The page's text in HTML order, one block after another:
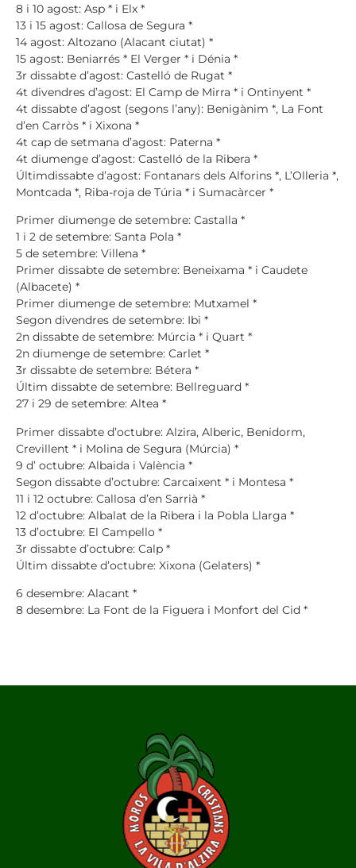
8 i 10 agost: Asp * i Elx *
13 i 15 agost: Callosa de Segura *
14 agost: Altozano (Alacant ciutat) *
15 agost: Beniarrés * El Verger * i Dénia *
3r dissabte d’agost: Castelló de Rugat *
4t divendres d’agost: El Camp de Mirra * i Ontinyent *
4t dissabte d’agost (segons l’any): Benigànim *, La Font
d’en Carròs * i Xixona *
4t cap de setmana d’agost: Paterna *
4t diumenge d’agost: Castelló de la Ribera *
Últimdissabte d’agost: Fontanars dels Alforins *, L’Olleria *,
Montcada *, Riba-roja de Túria * i Sumacàrcer *
Primer diumenge de setembre: Castalla *
1 i 2 de setembre: Santa Pola *
5 de setembre: Villena *
Primer dissabte de setembre: Beneixama * i Caudete
(Albacete) *
Primer diumenge de setembre: Mutxamel *
Segon divendres de setembre: Ibi *
2n dissabte de setembre: Múrcia * i Quart *
2n diumenge de setembre: Carlet *
3r dissabte de setembre: Bétera *
Últim dissabte de setembre: Bellreguard *
27 i 29 de setembre: Altea *
Primer dissabte d’octubre: Alzira, Alberic, Benidorm,
Crevillent * i Molina de Segura (Múrcia) *
9 d’ octubre: Albaida i València *
Segon dissabte d’octubre: Carcaixent * i Montesa *
11 i 12 octubre: Callosa d’en Sarrià *
12 d’octubre: Albalat de la Ribera i la Pobla Llarga *
13 d’octubre: El Campello *
3r dissabte d’octubre: Calp *
Últim dissabte d’octubre: Xixona (Gelaters) *
6 desembre: Alacant *
8 desembre: La Font de la Figuera i Monfort del Cid *